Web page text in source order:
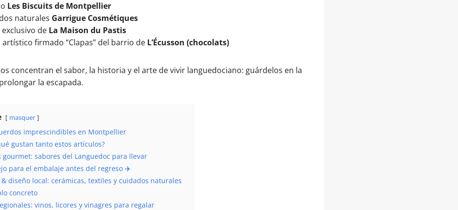
Les Biscuits de Montpellier
naturales Garrigue Cosmétiques
exclusivo de La Maison du Pastis
firmado “Clapas” del barrio de L’Écusson (chocolats)
concentran el sabor, la historia y el arte de vivir languedociano: guárdelos en la
la escapada.
masquer
imprescindibles en Montpellier
gustan tanto estos artículos?
gourmet: sabores del Languedoc para llevar
para el embalaje antes del regreso ✈️
diseño local: cerámicas, textiles y cuidados naturales
concreto
vinos, licores y vinagres para regalar